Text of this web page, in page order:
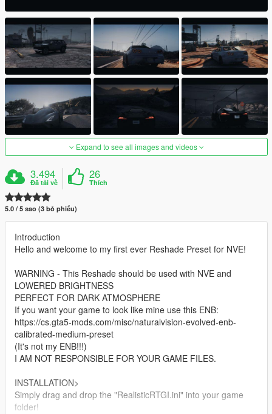
Expand to see all images and videos
3.494
Đã tải về
26
Thích
5.0 / 5 sao (3 bỏ phiếu)
Introduction
Hello and welcome to my first ever Reshade Preset for NVE!
WARNING - This Reshade should be used with NVE and
LOWERED BRIGHTNESS
PERFECT FOR DARK ATMOSPHERE
If you want your game to look like mine use this ENB:
https://cs.gta5-mods.com/misc/naturalvision-evolved-enb-
calibrated-medium-preset
(It's not my ENB!!!)
I AM NOT RESPONSIBLE FOR YOUR GAME FILES.
INSTALLATION>
Simply drag and drop the "RealisticRTGI.ini" into your game
folder!